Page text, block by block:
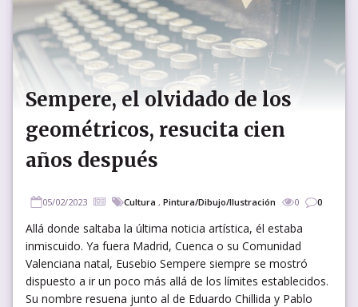
Sempere, el olvidado de los
geométricos, resucita cien
años después
05/02/2023 Cultura , Pintura/Dibujo/Ilustración 0 0
Allá donde saltaba la última noticia artística, él estaba
inmiscuido. Ya fuera Madrid, Cuenca o su Comunidad
Valenciana natal, Eusebio Sempere siempre se mostró
dispuesto a ir un poco más allá de los límites establecidos.
Su nombre resuena junto al de Eduardo Chillida y Pablo